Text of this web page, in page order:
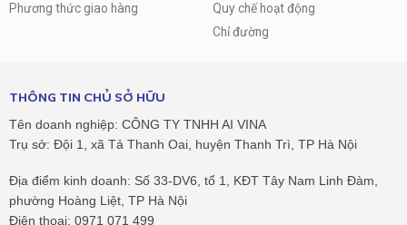
Phương thức giao hàng
Quy chế hoạt động
Chỉ đường
THÔNG TIN CHỦ SỞ HỮU
Tên doanh nghiệp: CÔNG TY TNHH AI VINA
Trụ sở: Đội 1, xã Tả Thanh Oai, huyện Thanh Trì, TP Hà Nội
Địa điểm kinh doanh: Số 33-DV6, tổ 1, KĐT Tây Nam Linh Đàm,
phường Hoàng Liệt, TP Hà Nội
Điện thoại: 0971 071 499